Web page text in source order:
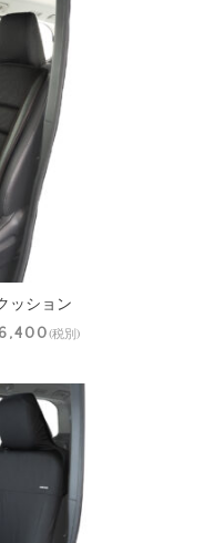
ッション
(税別)